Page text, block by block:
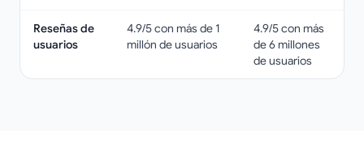
Reseñas de
usuarios
4.9/5 con más de 1
millón de usuarios
4.9/5 con más
de 6 millones
de usuarios